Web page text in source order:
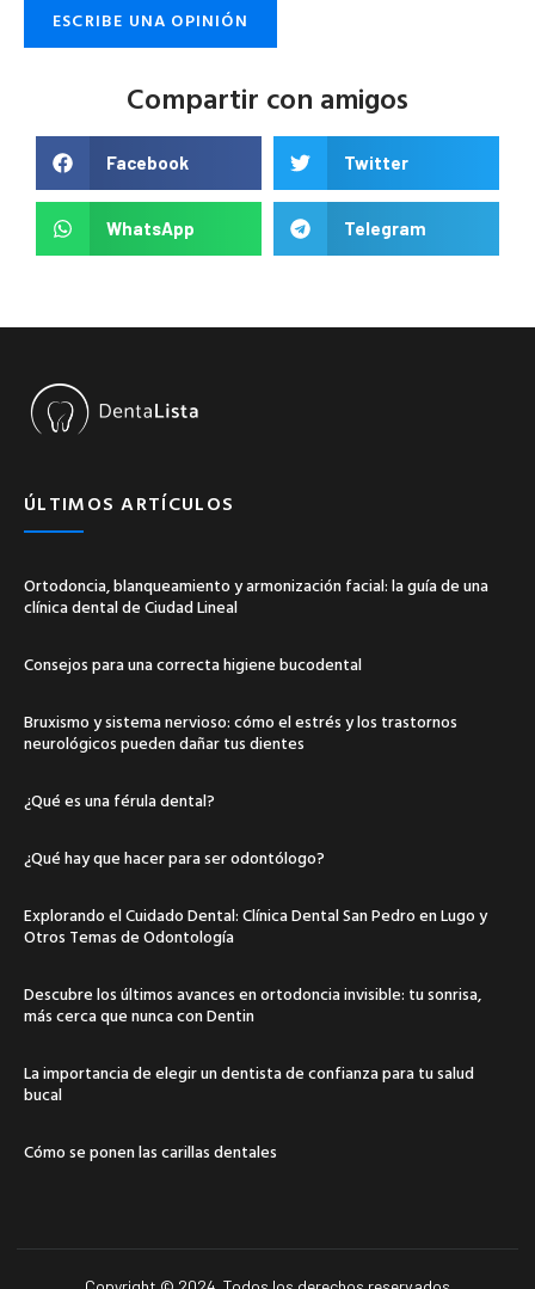
ESCRIBE UNA OPINIÓN
Compartir con amigos
Facebook Twitter
WhatsApp Telegram
ÚLTIMOS ARTÍCULOS
Ortodoncia, blanqueamiento y armonización facial: la guía de una
clínica dental de Ciudad Lineal
Consejos para una correcta higiene bucodental
Bruxismo y sistema nervioso: cómo el estrés y los trastornos
neurológicos pueden dañar tus dientes
¿Qué es una férula dental?
¿Qué hay que hacer para ser odontólogo?
Explorando el Cuidado Dental: Clínica Dental San Pedro en Lugo y
Otros Temas de Odontología
Descubre los últimos avances en ortodoncia invisible: tu sonrisa,
más cerca que nunca con Dentin
La importancia de elegir un dentista de confianza para tu salud
bucal
Cómo se ponen las carillas dentales